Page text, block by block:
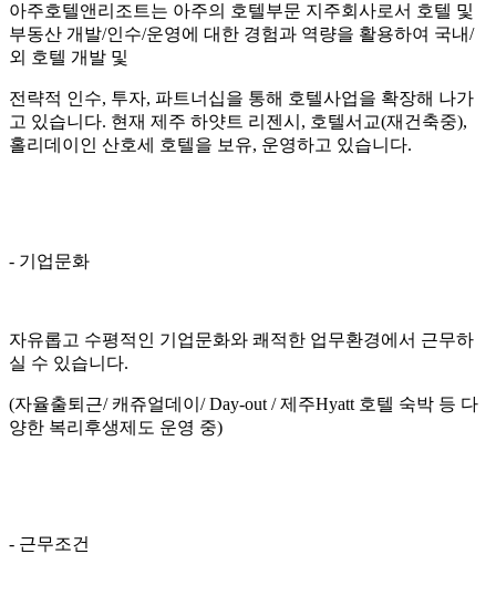
아주호텔앤리조트는 아주의 호텔부문 지주회사로서 호텔 및
부동산 개발/인수/운영에 대한 경험과 역량을 활용하여 국내/
외 호텔 개발 및
전략적 인수, 투자, 파트너십을 통해 호텔사업을 확장해 나가
고 있습니다. 현재 제주 하얏트 리젠시, 호텔서교(재건축중),
홀리데이인 산호세 호텔을 보유, 운영하고 있습니다.
- 기업문화
자유롭고 수평적인 기업문화와 쾌적한 업무환경에서 근무하
실 수 있습니다.
(자율출퇴근/ 캐쥬얼데이/ Day-out / 제주Hyatt 호텔 숙박 등 다
양한 복리후생제도 운영 중)
- 근무조건